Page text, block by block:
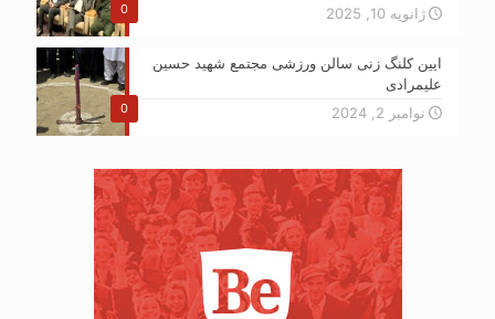
0
ژانویه 10, 2025
0
ایین کلنگ زنی سالن ورزشی مجتمع شهید حسین
علیمرادی
نوامبر 2, 2024